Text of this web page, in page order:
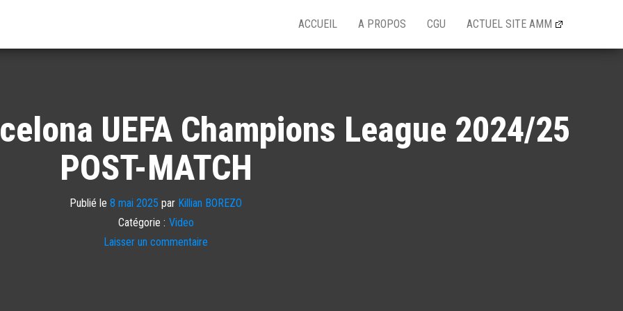
ACCUEIL A PROPOS CGU ACTUEL SITE AMM
UEFA Champions League 2024/25
POST-MATCH
Publié le 8 mai 2025 par Killian BOREZO
Catégorie : Video
Laisser un commentaire